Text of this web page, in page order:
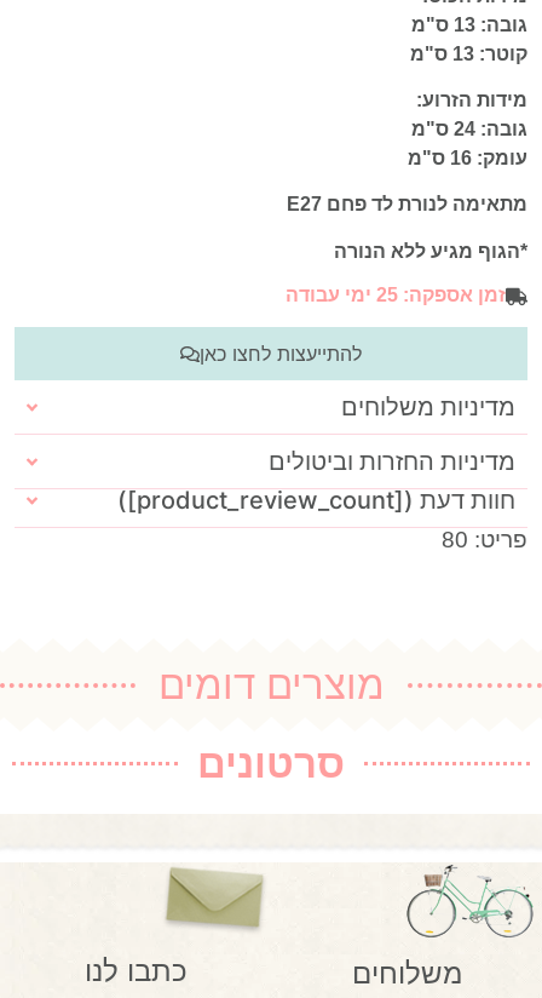
גובה: 13 ס"מ
קוטר: 13 ס"מ
מידות הזרוע:
גובה: 24 ס"מ
עומק: 16 ס"מ
מתאימה לנורת לד פחם E27
*הגוף מגיע ללא הנורה
זמן אספקה: 25 ימי עבודה
להתייעצות לחצו כאן
מדיניות משלוחים
מדיניות החזרות וביטולים
חוות דעת ([product_review_count])
פריט: 80
מוצרים דומים
סרטונים
משלוחים כתבו לנו